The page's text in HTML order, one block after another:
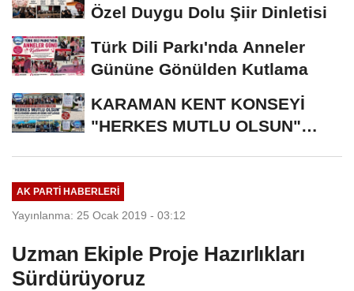
Özel Duygu Dolu Şiir Dinletisi
Türk Dili Parkı'nda Anneler
Gününe Gönülden Kutlama
KARAMAN KENT KONSEYİ
"HERKES MUTLU OLSUN"
AK PARTI HABERLERI
Yayınlanma: 25 Ocak 2019 - 03:12
Uzman Ekiple Proje Hazırlıkları
Sürdürüyoruz